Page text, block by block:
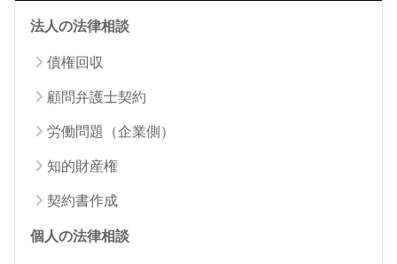
法人の法律相談
債権回収
顧問弁護士契約
労働問題（企業側）
知的財産権
契約書作成
個人の法律相談